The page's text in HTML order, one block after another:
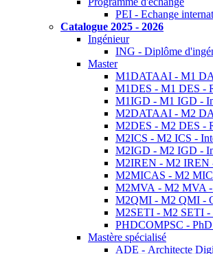
PEI - Echange
Catalogue 2025 - 2026
Ingénieur
ING - Diplôme
Master
M1DATAAI - M1
M1DES - M1 DES -
M1IGD - M1 IGD -
M2DATAAI - M2
M2DES - M2 DES -
M2ICS - M2 ICS -
M2IGD - M2 IGD -
M2IREN - M2 IREN -
M2MICAS - M2
M2MVA - M2 MVA -
M2QMI - M2 QMI -
M2SETI - M2 SETI -
PHDCOMPSC -
Mastère spécialisé
ADE - Architecte